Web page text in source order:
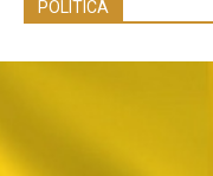
POLÍTICA